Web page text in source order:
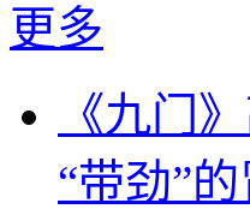
更多
《九门
“带劲”的